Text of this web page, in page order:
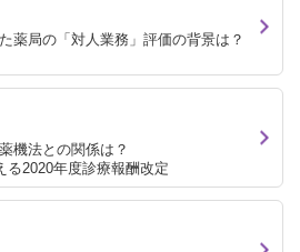
薬局の「対人業務」評価の背景は？
機法との関係は？
る2020年度診療報酬改定